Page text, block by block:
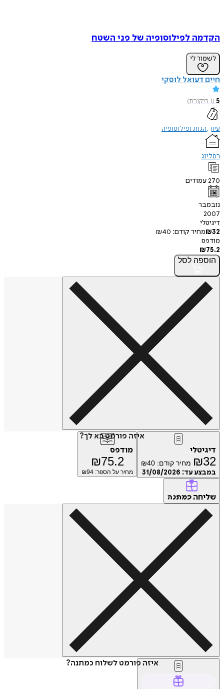
הקדמה לפילוסופיה של פני השטח
לשמור לי
חיים דעואל לוסקי
5
(
1ביקורת)
עיון הגות ופילוסופיה
רסלינג
270עמודים
נובמבר
2007
דיגיטלי
₪32 מחיר קודם: ₪40
מודפס
₪75.2
הוספה לסל
איזה פורמט בא לך?
דיגיטלי
₪32 מחיר קודם: ₪40
במבצע עד: 31/08/2026
מודפס
₪75.2
מחיר על הספר: ₪ 94
שליחה כמתנה
איזה פורמט לשלוח כמתנה?